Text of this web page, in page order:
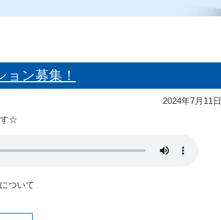
ン募集！
2024年7月11日
す☆
について